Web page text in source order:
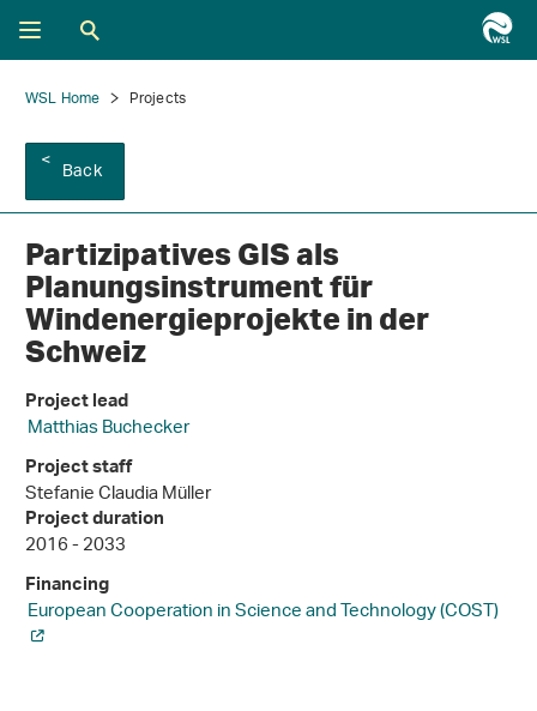
WSL Home Projects
Back
Partizipatives GIS als
Planungsinstrument für
Windenergieprojekte in der
Schweiz
Project lead
Matthias Buchecker
Project staff
Stefanie Claudia Müller
Project duration
2016 - 2033
Financing
European Cooperation in Science and Technology (COST)